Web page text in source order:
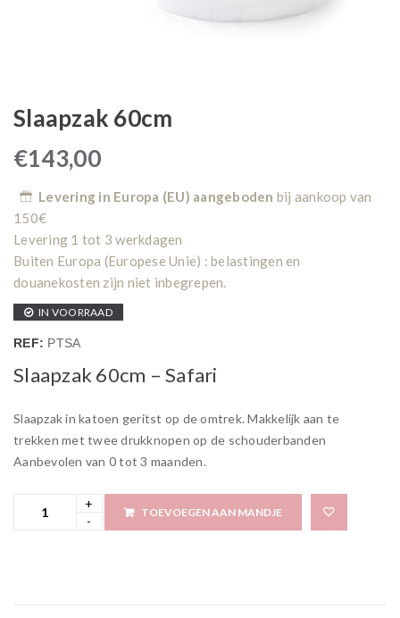
Slaapzak 60cm
€143,00
Levering in Europa (EU) aangeboden bij aankoop van
150€
Levering 1 tot 3 werkdagen
Buiten Europa (Europese Unie) : belastingen en
douanekosten zijn niet inbegrepen.
IN VOORRAAD
REF: PTSA
Slaapzak 60cm – Safari
Slaapzak in katoen geritst op de omtrek. Makkelijk aan te
trekken met twee drukknopen op de schouderbanden
Aanbevolen van 0 tot 3 maanden.
TOEVOEGEN AAN MANDJE